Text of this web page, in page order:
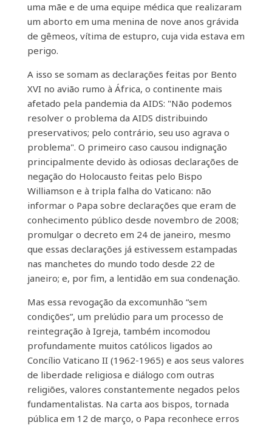
uma mãe e de uma equipe médica que realizaram
um aborto em uma menina de nove anos grávida
de gêmeos, vítima de estupro, cuja vida estava em
perigo.
A isso se somam as declarações feitas por Bento
XVI no avião rumo à África, o continente mais
afetado pela pandemia da AIDS: "Não podemos
resolver o problema da AIDS distribuindo
preservativos; pelo contrário, seu uso agrava o
problema". O primeiro caso causou indignação
principalmente devido às odiosas declarações de
negação do Holocausto feitas pelo Bispo
Williamson e à tripla falha do Vaticano: não
informar o Papa sobre declarações que eram de
conhecimento público desde novembro de 2008;
promulgar o decreto em 24 de janeiro, mesmo
que essas declarações já estivessem estampadas
nas manchetes do mundo todo desde 22 de
janeiro; e, por fim, a lentidão em sua condenação.
Mas essa revogação da excomunhão “sem
condições”, um prelúdio para um processo de
reintegração à Igreja, também incomodou
profundamente muitos católicos ligados ao
Concílio Vaticano II (1962-1965) e aos seus valores
de liberdade religiosa e diálogo com outras
religiões, valores constantemente negados pelos
fundamentalistas. Na carta aos bispos, tornada
pública em 12 de março, o Papa reconhece erros